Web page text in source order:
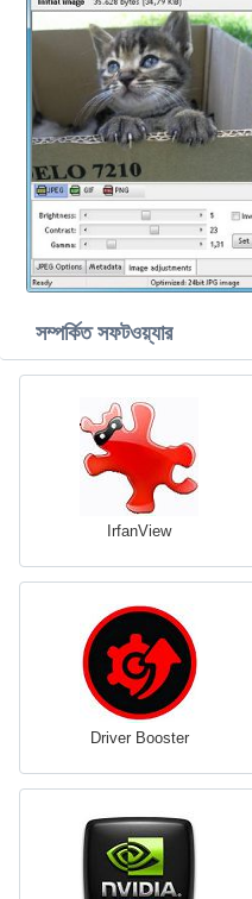
সম্পর্কিত সফটওয়্যার
IrfanView
Driver Booster